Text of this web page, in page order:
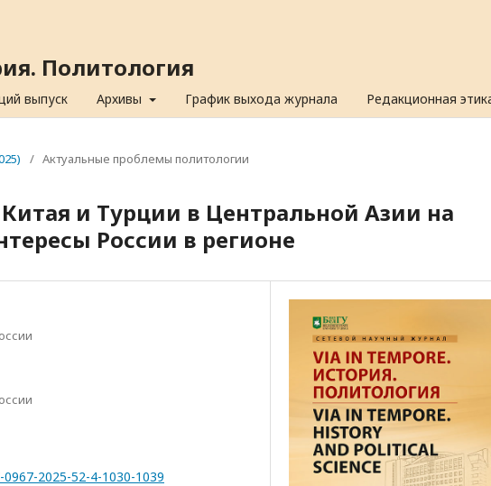
Политология
выпуск Архивы График выхода журнала Редакционная
/ Актуальные проблемы политологии
и Турции в Центральной Азии на
России в регионе
2025-52-4-1030-1039